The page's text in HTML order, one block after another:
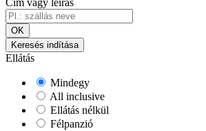
Cím vagy leírás
OK
Keresés indítása
Ellátás
Mindegy
All inclusive
Ellátás nélkül
Félpanzió